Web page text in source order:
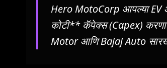
Hero MotoCorp आपल्या EV
कोटी** कॅपेक्स (Capex)
Motor आणि Bajaj Auto